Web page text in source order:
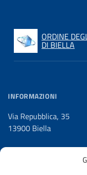
ORDINE
DI BIELLA
INFORMAZIONI
Via Repubblica, 35
13900 Biella